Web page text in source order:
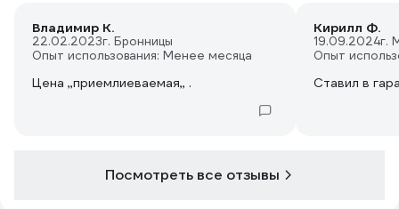
Владимир К.
22.02.2023г. Бронницы
Опыт использования: Менее месяца
Цена ,,приемлиеваемая,, .
Кирилл Ф.
19.09.2024г.
Опыт
Ставил в
Посмотреть все отзывы